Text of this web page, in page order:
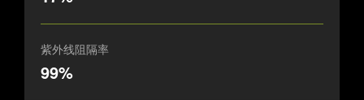
紫外线阻隔率
99%